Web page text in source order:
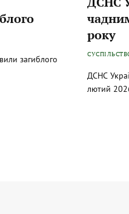
загиблого
року
ДСНС
лютий